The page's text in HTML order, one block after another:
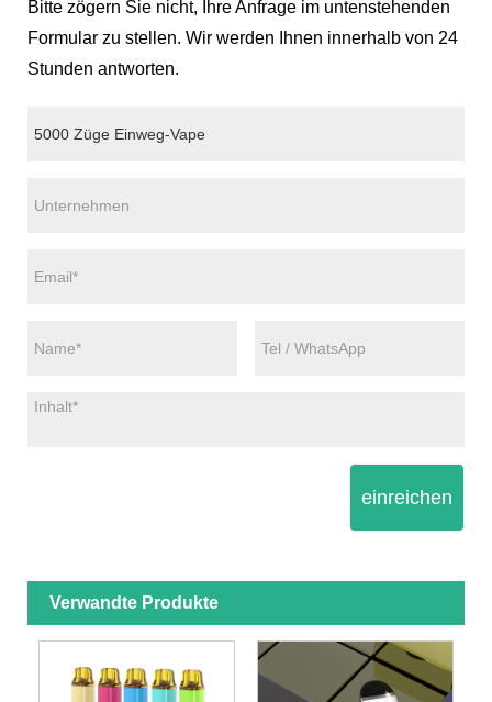
Bitte zögern Sie nicht, Ihre Anfrage im untenstehenden
Formular zu stellen. Wir werden Ihnen innerhalb von 24
Stunden antworten.
einreichen
Verwandte Produkte